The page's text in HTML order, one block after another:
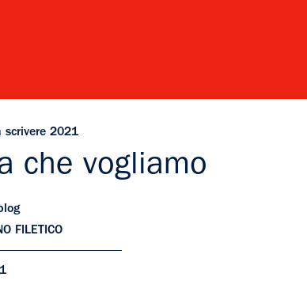
scrivere 2021
che vogliamo
FILETICO